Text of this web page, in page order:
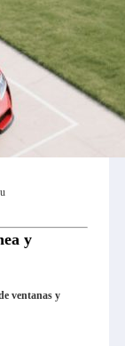
y
ventanas y